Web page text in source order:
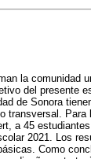
la comunidad
del presente
de Sonora
transversal. Para
a 45
2021. Los
Como